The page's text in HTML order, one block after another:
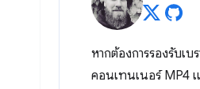
หากต้องการรองรับเ
คอนเทนเนอร์ MP4